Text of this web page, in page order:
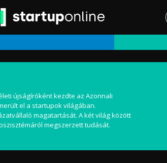
újságíróként kezdte az Azonnali
el a startupok világában.
magatartását. A két világ között
megszerzett tudását.